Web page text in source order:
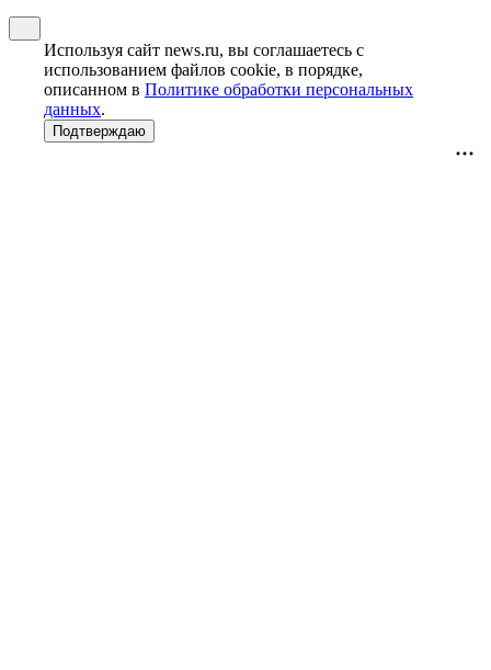
Используя сайт news.ru, вы соглашаетесь с
использованием файлов cookie, в порядке,
описанном в Политике обработки персональных
данных.
Подтверждаю